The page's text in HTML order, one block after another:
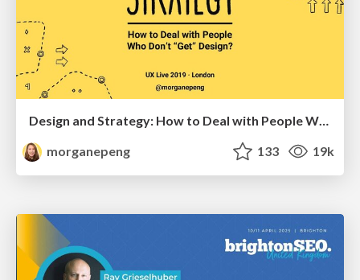
morganepeng
133 19k